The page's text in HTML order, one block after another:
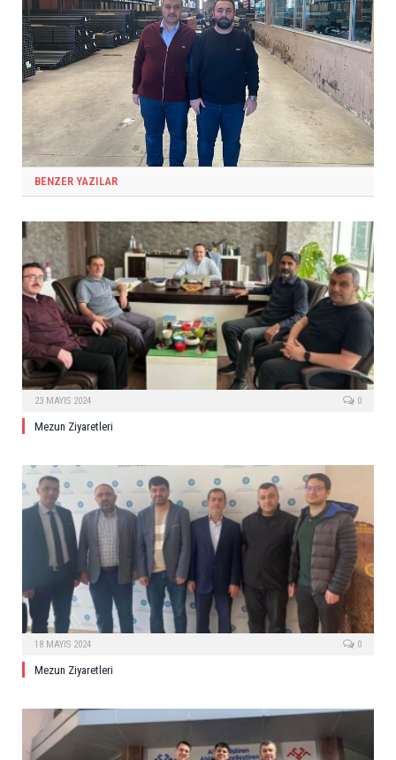
BENZER YAZILAR
23 MAYIS 2024 0
Mezun Ziyaretleri
18 MAYIS 2024 0
Mezun Ziyaretleri